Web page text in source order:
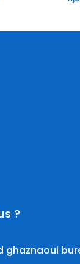
?
ghaznaoui